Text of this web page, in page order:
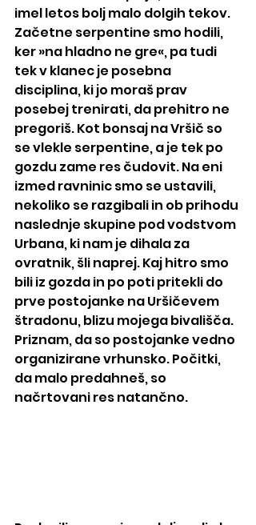
imel letos bolj malo dolgih tekov.
Začetne serpentine smo hodili,
ker »na hladno ne gre«, pa tudi
tek v klanec je posebna
disciplina, ki jo moraš prav
posebej trenirati, da prehitro ne
pregoriš. Kot bonsaj na Vršič so
se vlekle serpentine, a je tek po
gozdu zame res čudovit. Na eni
izmed ravninic smo se ustavili,
nekoliko se razgibali in ob prihodu
naslednje skupine pod vodstvom
Urbana, ki nam je dihala za
ovratnik, šli naprej. Kaj hitro smo
bili iz gozda in po poti pritekli do
prve postojanke na Uršičevem
štradonu, blizu mojega bivališča.
Priznam, da so postojanke vedno
organizirane vrhunsko. Počitki,
da malo predahneš, so
načrtovani res natančno.